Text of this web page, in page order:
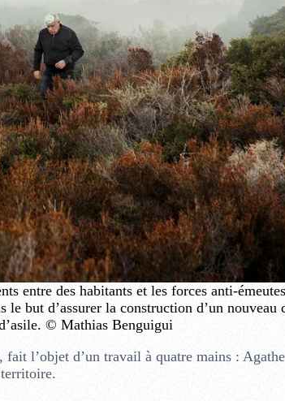
entre des habitants et les forces anti-
le but d’assurer la construction d’un nouveau
© Mathias Benguigui
l’objet d’un travail à quatre mains :